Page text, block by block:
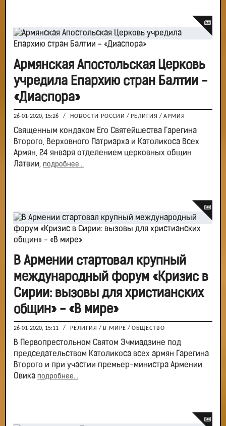
Армянская Апостольская Церковь
учредила Епархию стран Балтии -
«Диаспора»
26-01-2020, 15:26 / НОВОСТИ РОССИИ / РЕЛИГИЯ / АРМИЯ
Священным кондаком Его Святейшества Гарегина
Второго, Верховного Патриарха и Католикоса Всех
Армян, 24 января отделением церковных общин
Латвии, подробнее...
В Армении стартовал крупный
международный форум «Кризис в
Сирии: вызовы для христианских
общин» - «В мире»
26-01-2020, 15:11 / РЕЛИГИЯ / В МИРЕ / ОБЩЕСТВО
В Первопрестольном Святом Эчмиадзине под
председательством Католикоса всех армян Гарегина
Второго и при участии премьер-министра Армении
Овика подробнее...